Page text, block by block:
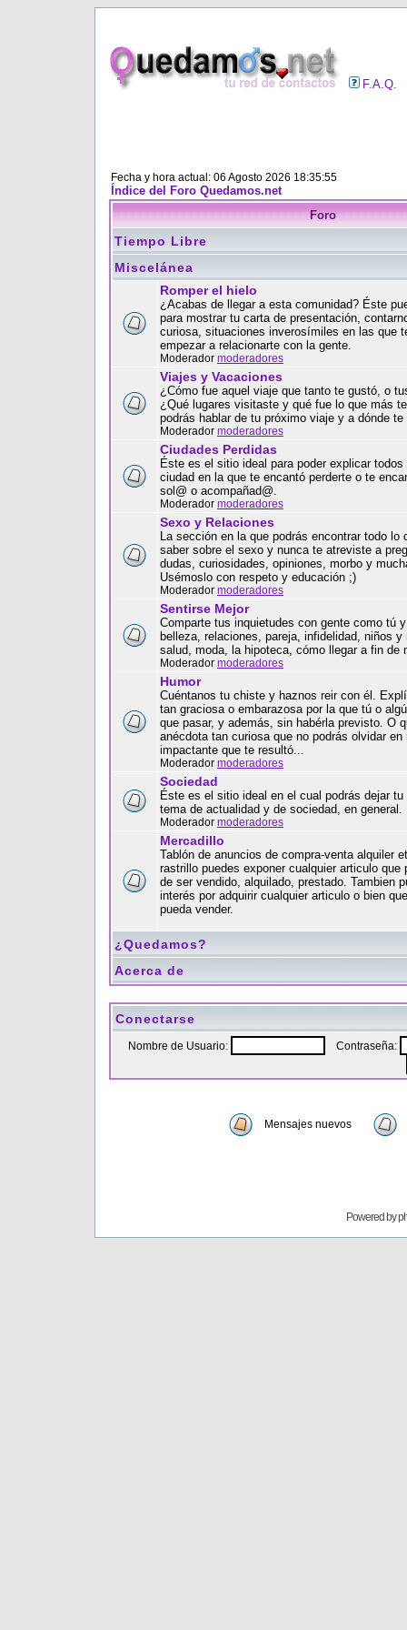
F.A.Q.
Fecha y hora actual: 06 Agosto 2026 18:35:55
Índice del Foro Quedamos.net
Foro
Tiempo Libre
Miscelánea
Romper el hielo
¿Acabas de llegar a esta comunidad? Éste
para mostrar tu carta de presentación,
curiosa, situaciones inverosímiles en las que
empezar a relacionarte con la gente.
Moderador moderadores
Viajes y Vacaciones
¿Cómo fue aquel viaje que tanto te gustó, o
¿Qué lugares visitaste y qué fue lo que más
podrás hablar de tu próximo viaje y a dónde
Moderador moderadores
Ciudades Perdidas
Éste es el sitio ideal para poder explicar
ciudad en la que te encantó perderte o te
sol@ o acompañad@.
Moderador moderadores
Sexo y Relaciones
La sección en la que podrás encontrar todo lo
saber sobre el sexo y nunca te atreviste a
dudas, curiosidades, opiniones, morbo y
Usémoslo con respeto y educación ;)
Moderador moderadores
Sentirse Mejor
Comparte tus inquietudes con gente como tú
belleza, relaciones, pareja, infidelidad, niños
salud, moda, la hipoteca, cómo llegar a fin de
Moderador moderadores
Humor
Cuéntanos tu chiste y haznos reir con él.
tan graciosa o embarazosa por la que tú o
que pasar, y además, sin habérla previsto. O
anécdota tan curiosa que no podrás olvidar
impactante que te resultó...
Moderador moderadores
Sociedad
Éste es el sitio ideal en el cual podrás dejar
tema de actualidad y de sociedad, en general.
Moderador moderadores
Mercadillo
Tablón de anuncios de compra-venta alquiler
rastrillo puedes exponer cualquier articulo que
de ser vendido, alquilado, prestado. Tambien
interés por adquirir cualquier articulo o bien
pueda vender.
¿Quedamos?
Acerca de
Conectarse
Nombre de Usuario: Contraseña:
Mensajes nuevos
Powered by